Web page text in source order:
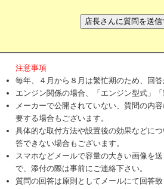
注意事項
毎年、４月から８月は繁忙期のため、回
エンジン関係の場合、「エンジン型式」
メーカーで公開されていない、質問の内
要する場合もございます。
具体的な取付方法や設置後の効果などに
答できない場合もございます。
スマホなどメールで容量の大きい画像を
で、添付の際は事前にご連絡下さい。
質問の回答は原則としてメールにて回答